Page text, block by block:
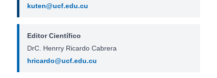
kuten@ucf.edu.cu
Editor Científico
DrC. Henrry Ricardo Cabrera
hricardo@ucf.edu.cu